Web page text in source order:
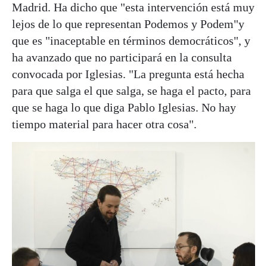
Madrid. Ha dicho que "esta intervención está muy
lejos de lo que representan Podemos y Podem"y
que es "inaceptable en términos democráticos", y
ha avanzado que no participará en la consulta
convocada por Iglesias. "La pregunta está hecha
para que salga el que salga, se haga el pacto, para
que se haga lo que diga Pablo Iglesias. No hay
tiempo material para hacer otra cosa".